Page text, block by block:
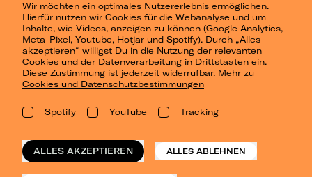
Wir möchten ein optimales Nutzererlebnis ermöglichen.
Hierfür nutzen wir Cookies für die Webanalyse und um
Inhalte, wie Videos, anzeigen zu können (Google Analytics,
Meta-Pixel, Youtube, Hotjar und Spotify). Durch „Alles
akzeptieren“ willigst Du in die Nutzung der relevanten
Cookies und der Datenverarbeitung in Drittstaaten ein.
Diese Zustimmung ist jederzeit widerrufbar. Mehr zu
Cookies und Datenschutzbestimmungen
Spotify YouTube Tracking
ALLES AKZEPTIEREN ALLES ABLEHNEN
Presse
Berlin
Dresden
Leipzig
Konzertsommer Petersberg
Vergangene Shows
o_team
Datenschutz